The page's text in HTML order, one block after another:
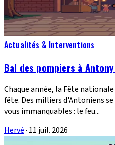
Actualités & Interventions
Bal des pompiers à
Chaque année, la Fête
fête. Des milliers d'Antoniens
vous immanquables : le feu...
Hervé· 11 juil. 2026